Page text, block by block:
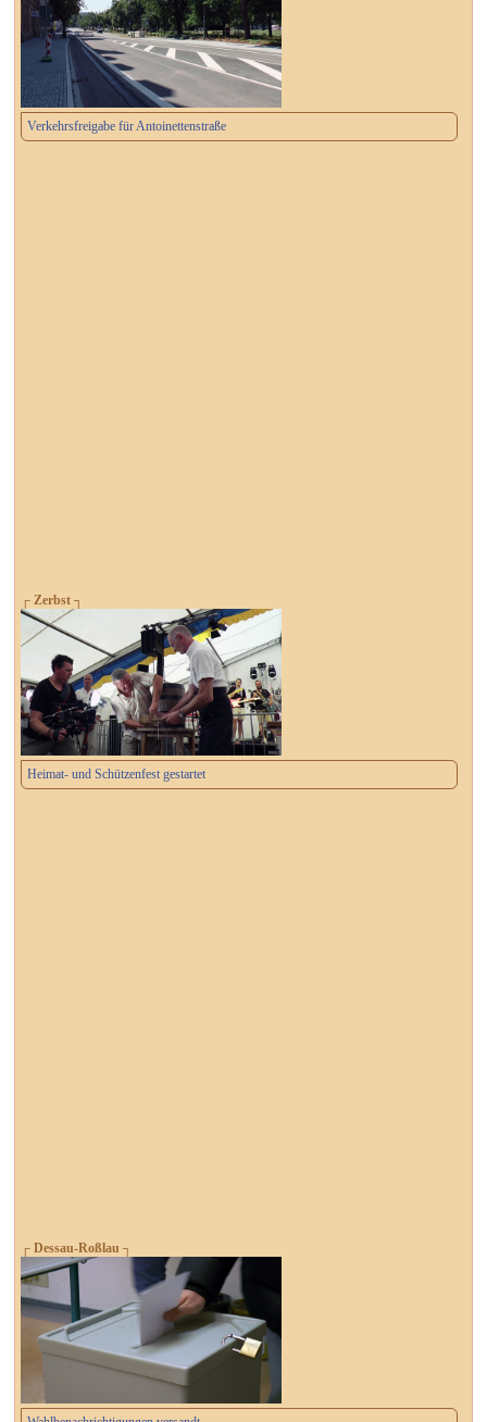
Verkehrsfreigabe für Antoinettenstraße
┌ Zerbst ┐
Heimat- und Schützenfest gestartet
┌ Dessau-Roßlau ┐